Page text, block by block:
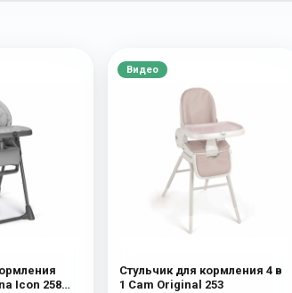
Icon 258
Видео
Стульчик для кормления 4 в
1 Cam Original 253